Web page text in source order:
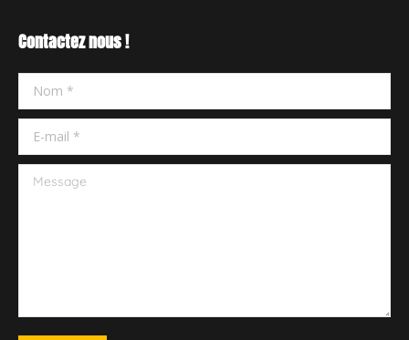
Contactez nous !
Nom *
E-mail *
Message